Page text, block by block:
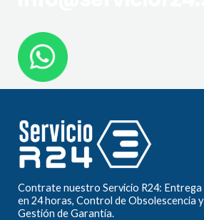
Contrate nuestro Servicio R24: Entrega
en 24 horas, Control de Obsolescencia y
Gestión de Garantía.